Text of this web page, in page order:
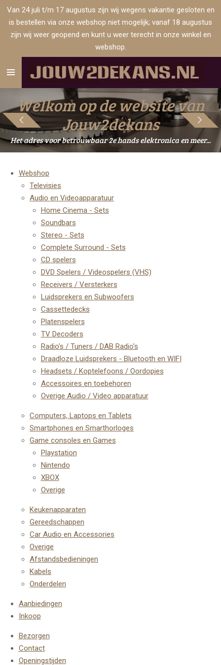
Ga
direct
naar
Van 24 juli t/m 17 augustus zijn wij wegens vakantie gesloten en
is bestellen via onze webshop niet mogelijk; vanaf 18 augustus
zijn wij weer geopend en kunt u weer terecht in onze winkel en
webshop.
Welkom op de website van
Jouw2dekans
Het adres voor betrouwbaar 2e hands elektronica en meer...
Webshop
Televisies
Audio en Videoapparatuur
Home Cinema - Sets
Soundbars
Stereo - Sets
Complete Surround - Sets
CD spelers
DVD Spelers / Videospelers (VHS)
Receivers / Versterkers
Luidsprekers en Subwoofers
Cassettedecks
Platenspelers
TV Decoders
Radio's / Tuners / DAB Radio's
Draadloze Luidsprekers - Bluetooth en WIFI
Headsets / Koptelefoons / Oordopjes
Accessoires en toebehoren
Overige Audio / Video apparatuur
Computers, Laptops en Tablets
Smartphones en Smarthorloges
Game consoles en Games
Playstation
Nintendo
XBOX
Overige
Keukenapparaten
Gereedschappen
Car Audio en Accessories
Overige
Afstandsbedieningen
Kabels
Onderdelen
Aanbiedingen
Inkoop
Bezorgen
Contact
Openingstijden